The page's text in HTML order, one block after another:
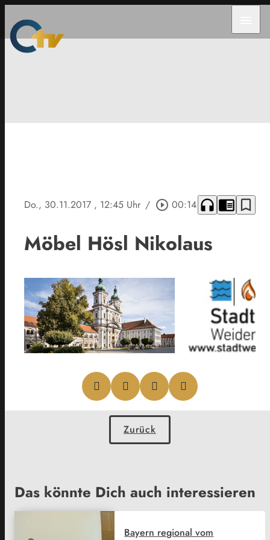
Do., 30.11.2017 , 12:45 Uhr / play_circle_outline 00:14 headphones chrome_reader_mode bookmark_border
Möbel Hösl Nikolaus
Zurück
Das könnte Dich auch interessieren
Bayern regional vom